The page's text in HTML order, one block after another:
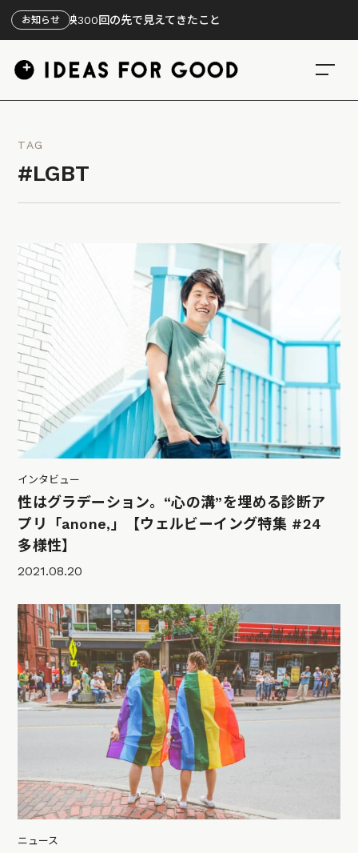
お知らせ
上映300回の先で見えてきたこと
TAG
#LGBT
インタビュー
性はグラデーション。“心の溝”を埋める診断ア
プリ「anone,」【ウェルビーイング特集 #24
多様性】
2021.08.20
ニュース